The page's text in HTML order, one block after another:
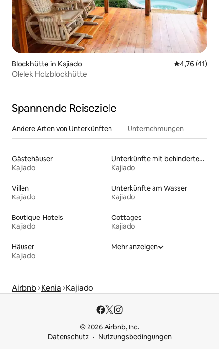
Blockhütte in Kajiado
4,76 (41)
Olelek Holzblockhütte
Spannende Reiseziele
Andere Arten von Unterkünften Unternehmungen
Gästehäuser
Kajiado
Unterkünfte mit behindertengerechtem Bett
Kajiado
Villen
Kajiado
Unterkünfte am Wasser
Kajiado
Boutique-Hotels
Kajiado
Cottages
Kajiado
Häuser
Kajiado
Mehr anzeigen
Airbnb Kenia Kajiado
© 2026 Airbnb, Inc.
Datenschutz
Nutzungsbedingungen